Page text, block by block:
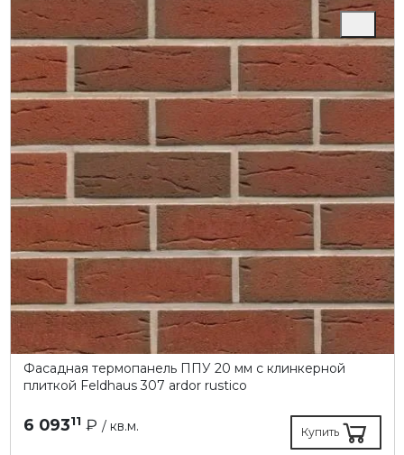
Фасадная термопанель ППУ 20 мм с клинкерной
плиткой Feldhaus 307 ardor rustico
6 09311 ₽ / кв.м. Купить